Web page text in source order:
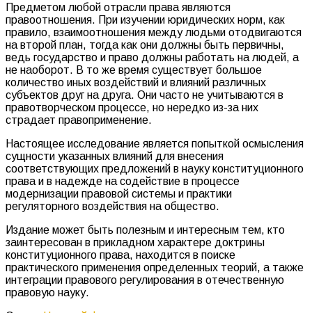
Предметом любой отрасли права являются
правоотношения. При изучении юридических норм, как
правило, взаимоотношения между людьми отодвигаются
на второй план, тогда как они должны быть первичны,
ведь государство и право должны работать на людей, а
не наоборот. В то же время существует большое
количество иных воздействий и влияний различных
субъектов друг на друга. Они часто не учитываются в
правотворческом процессе, но нередко из-за них
страдает правоприменение.
Настоящее исследование является попыткой осмысления
сущности указанных влияний для внесения
соответствующих предложений в науку конституционного
права и в надежде на содействие в процессе
модернизации правовой системы и практики
регуляторного воздействия на общество.
Издание может быть полезным и интересным тем, кто
заинтересован в прикладном характере доктрины
конституционного права, находится в поиске
практического применения определенных теорий, а также
интеграции правового регулирования в отечественную
правовую науку.